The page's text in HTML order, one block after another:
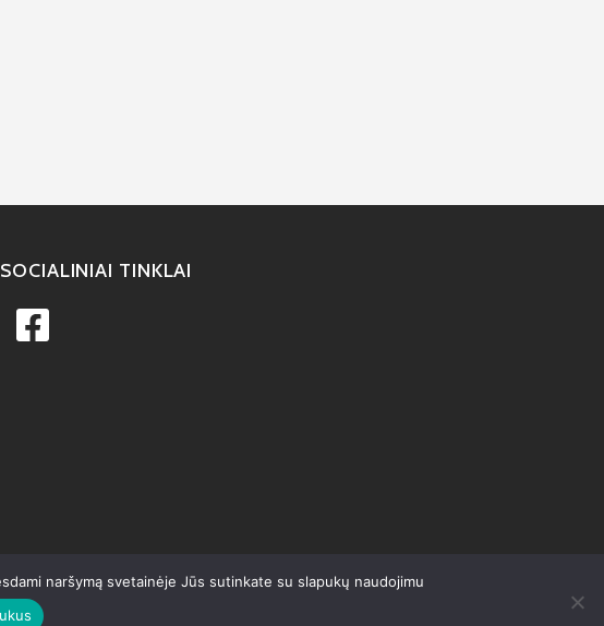
SOCIALINIAI TINKLAI
Privatumo politika
naršymą svetainėje Jūs sutinkate su slapukų naudojimu